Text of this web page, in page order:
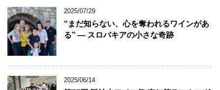
2025/07/29
“まだ知らない、心を奪われるワインがあ
る” ― スロバキアの小さな奇跡
2025/06/14